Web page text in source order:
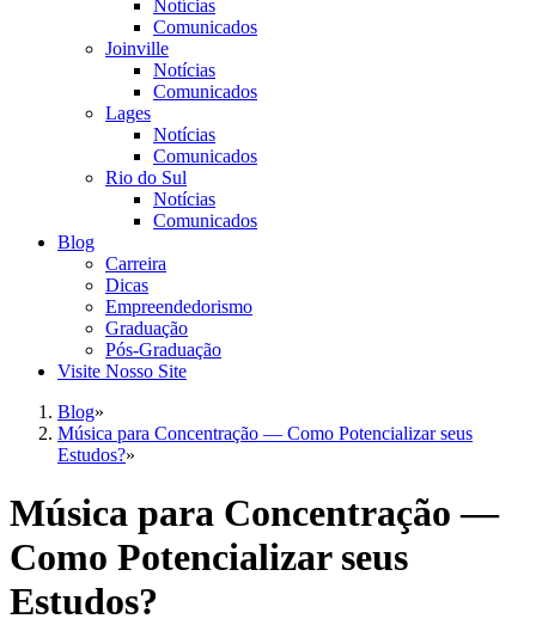
Notícias
Comunicados
Joinville
Notícias
Comunicados
Lages
Notícias
Comunicados
Rio do Sul
Notícias
Comunicados
Blog
Carreira
Dicas
Empreendedorismo
Graduação
Pós-Graduação
Visite Nosso Site
Blog»
Música para Concentração — Como Potencializar seus
Estudos?»
Música para Concentração —
Como Potencializar seus
Estudos?